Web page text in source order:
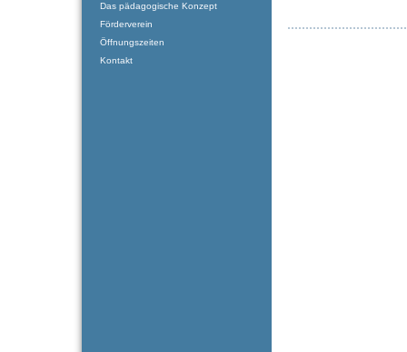
Das pädagogische Konzept
Förderverein
Öffnungszeiten
Kontakt